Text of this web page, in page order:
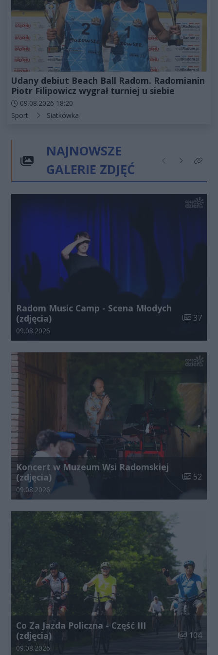
Udany debiut Beach Ball Radom. Radomianin
Piotr Filipowicz wygrał turniej u siebie
Data dodania artykułu:
09.08.2026 18:20
Kategorie artykułu:
Sport Siatkówka
NAJNOWSZE
GALERIE ZDJĘĆ
Poprzednie
NastępneKliknij
Radom Music Camp - Scena Młodych
(zdjęcia)
Liczba
37
Data dodania galerii:
09.08.2026
Koncert w Muzeum Wsi Radomskiej
(zdjęcia)
Liczba
52
Data dodania galerii:
09.08.2026
Co Za Jazda Policzna - Część III
(zdjęcia)
Liczba
104
Data dodania galerii:
09.08.2026